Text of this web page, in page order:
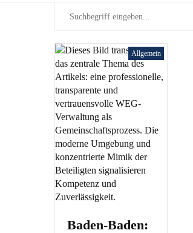
Allgemein
Baden-Baden: